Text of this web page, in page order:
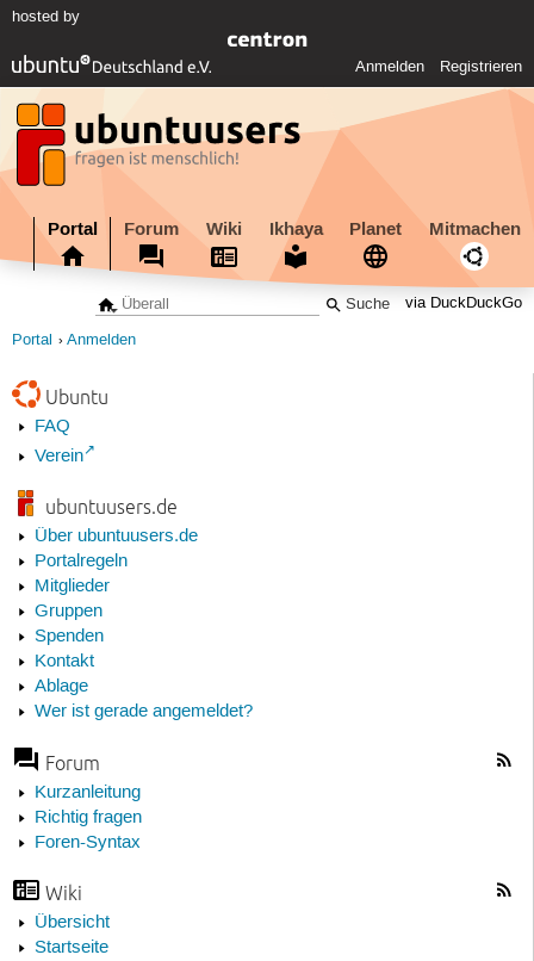
hosted by
Anmelden Registrieren
Portal Forum Wiki Ikhaya Planet Mitmachen
via DuckDuckGo
Portal Anmelden
Ubuntu
FAQ
Verein
ubuntuusers.de
Über ubuntuusers.de
Portalregeln
Mitglieder
Gruppen
Spenden
Kontakt
Ablage
Wer ist gerade angemeldet?
Forum
Kurzanleitung
Richtig fragen
Foren-Syntax
Wiki
Übersicht
Startseite